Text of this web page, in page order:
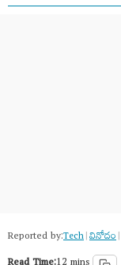
Reported by:Tech|వినోదం|